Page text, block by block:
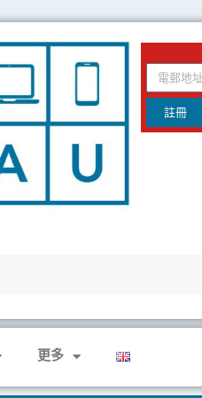
email
註冊
更多